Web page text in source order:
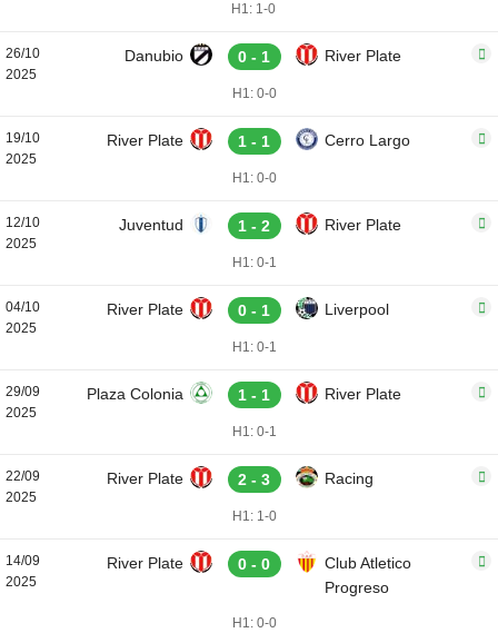
H1: 1-0
26/10
2025
Danubio 0 - 1 River Plate
H1: 0-0
19/10
2025
River Plate 1 - 1 Cerro Largo
H1: 0-0
12/10
2025
Juventud 1 - 2 River Plate
H1: 0-1
04/10
2025
River Plate 0 - 1 Liverpool
H1: 0-1
29/09
2025
Plaza Colonia 1 - 1 River Plate
H1: 0-1
22/09
2025
River Plate 2 - 3 Racing
H1: 1-0
14/09
2025
River Plate 0 - 0
Club Atletico
Progreso
H1: 0-0